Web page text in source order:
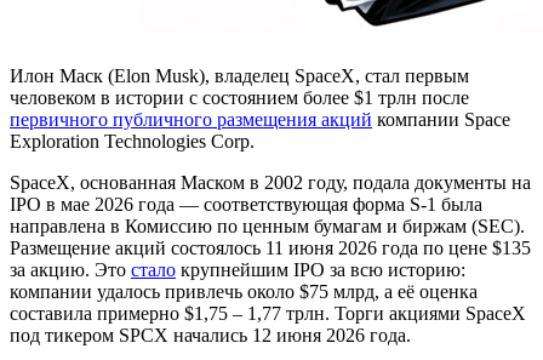
Илон Маск (Elon Musk), владелец SpaceX, стал первым
человеком в истории с состоянием более $1 трлн после
первичного публичного размещения акций компании Space
Exploration Technologies Corp.
SpaceX, основанная Маском в 2002 году, подала документы на
IPO в мае 2026 года — соответствующая форма S-1 была
направлена в Комиссию по ценным бумагам и биржам (SEC).
Размещение акций состоялось 11 июня 2026 года по цене $135
за акцию. Это стало крупнейшим IPO за всю историю:
компании удалось привлечь около $75 млрд, а её оценка
составила примерно $1,75 – 1,77 трлн. Торги акциями SpaceX
под тикером SPCX начались 12 июня 2026 года.